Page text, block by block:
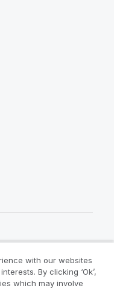
with our websites
By clicking ‘Ok’,
which may involve